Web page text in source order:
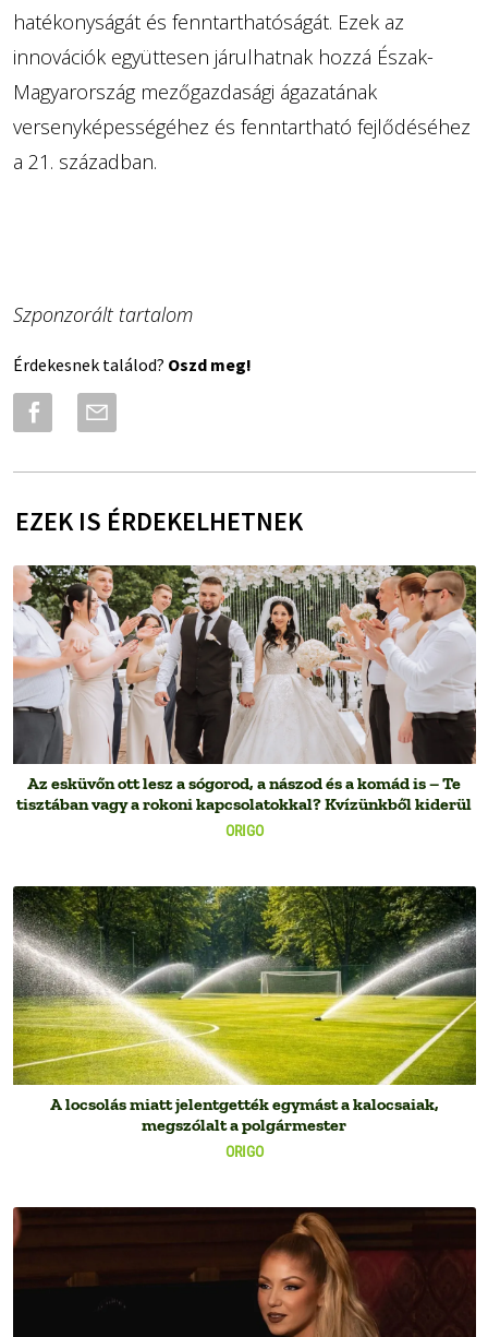
hatékonyságát és fenntarthatóságát. Ezek az
innovációk együttesen járulhatnak hozzá Észak-
Magyarország mezőgazdasági ágazatának
versenyképességéhez és fenntartható fejlődéséhez
a 21. században.
Szponzorált tartalom
Érdekesnek találod? Oszd meg!
EZEK IS ÉRDEKELHETNEK
ORIGO
Az esküvőn ott lesz a sógorod, a nászod és a komád is – Te
tisztában vagy a rokoni kapcsolatokkal? Kvízünkből kiderül
ORIGO
A locsolás miatt jelentgették egymást a kalocsaiak,
megszólalt a polgármester